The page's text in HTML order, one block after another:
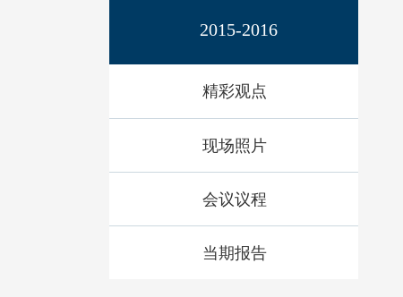
2015-2016
精彩观点
现场照片
会议议程
当期报告